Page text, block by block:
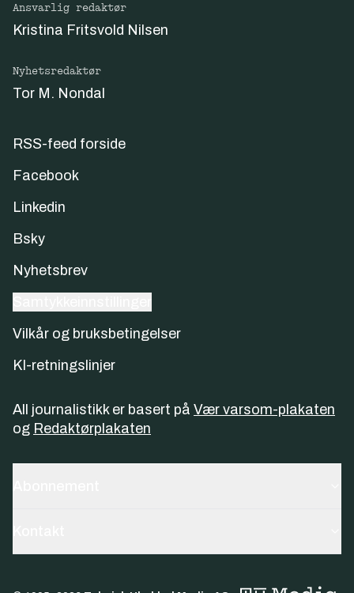
Ansvarlig redaktør
Kristina Fritsvold Nilsen
Nyhetsredaktør
Tor M. Nondal
RSS-feed forside
Facebook
Linkedin
Bsky
Nyhetsbrev
Vilkår og bruksbetingelser
KI-retningslinjer
All journalistikk er basert på Vær varsom-plakaten
og Redaktørplakaten